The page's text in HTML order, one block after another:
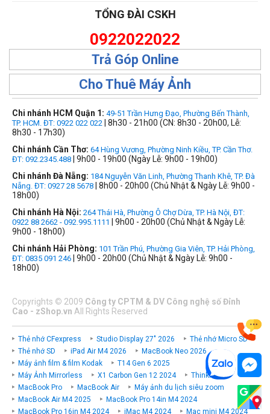
TỔNG ĐÀI CSKH
0922022022
Trả Góp Online
Cho Thuê Máy Ảnh
Chi nhánh HCM Quận 1: 49-51 Trần Hưng Đạo, Phường Bến Thành,
TP. HCM. ĐT: 0922 022 022 | 8h30 - 21h00 (CN: 8h30 - 20h00, Lễ:
8h30 - 17h30)
Chi nhánh Cần Thơ: 64 Hùng Vương, Phường Ninh Kiều, TP. Cần Thơ.
ĐT: 092.2345.488 | 9h00 - 19h00 (Ngày Lễ: 9h00 - 19h00)
Chi nhánh Đà Nẵng: 184 Nguyễn Văn Linh, Phường Thanh Khê, TP. Đà
Nẵng. ĐT: 0927 28 5678 | 8h00 - 20h00 (Chủ Nhật & Ngày Lễ: 9h00 -
18h00)
Chi nhánh Hà Nội: 264 Thái Hà, Phường Ô Chợ Dừa, TP. Hà Nội, ĐT:
0922 88 2662 - 092.995.1111
| 9h00 - 20h00 (Chủ Nhật & Ngày Lễ:
9h00 - 18h00)
Chi nhánh Hải Phòng: 101 Trần Phú, Phường Gia Viên, TP. Hải Phòng,
ĐT: 0835 091 246 | 9h00 - 20h00 (Chủ Nhật & Ngày Lễ: 9h00 -
18h00)
Copyrights © 2009 Công ty CPTM & DV Công nghệ số Đỉnh
Cao - zShop.vn All Rights Reserved
Thẻ nhớ CFexpress Studio Display 27" 2026
Thẻ nhớ Micro SD
Thẻ nhớ SD
iPad Air M4 2026
MacBook Neo 2026
Máy ảnh film & film Kodak
T14 Gen 6 2025
Máy Ảnh Mirrorless
X1 Carbon Gen 12 2024
ThinkPad P
MacBook Pro
MacBook Air
Máy ảnh du lịch siêu zoom
MacBook Air M4 2025
MacBook Pro 14in M4 2024
MacBook Pro 16in M4 2024
iMac M4 2024 Mac mini M4 2024